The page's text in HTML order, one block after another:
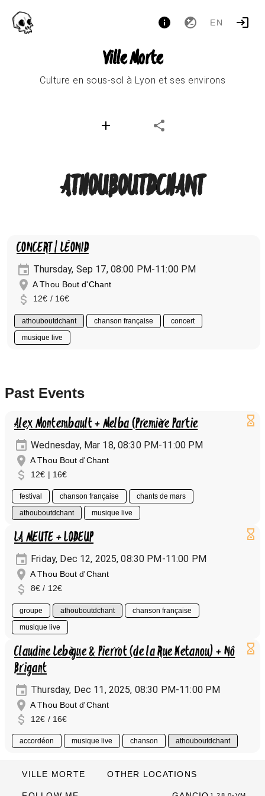
EN
Ville Morte
Culture en sous-sol à Lyon et ses environs
ATHOUBOUTDCHANT
CONCERT | LÉONID
Thursday, Sep 17, 08:00 PM-11:00 PM
A Thou Bout d'Chant
12€ / 16€
athouboutdchant chanson française
concert
musique live
Past Events
Alex Montembault + Melba (Première Partie
Wednesday, Mar 18, 08:30 PM-11:00 PM
A Thou Bout d'Chant
12€ | 16€
festival chanson française
chants de mars
athouboutdchant
musique live
LA MEUTE + LODEUP
Friday, Dec 12, 2025, 08:30 PM-11:00 PM
A Thou Bout d'Chant
8€ / 12€
groupe athouboutdchant
chanson française
musique live
Claudine Lebègue & Pierrot (de la Rue Ketanou) + Nô
Brigant
Thursday, Dec 11, 2025, 08:30 PM-11:00 PM
A Thou Bout d'Chant
12€ / 16€
accordéon musique live chanson athouboutdchant
VILLE MORTE OTHER LOCATIONS